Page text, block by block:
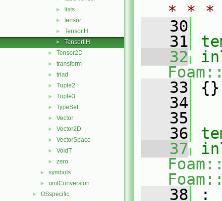
► lists
► tensor
► Tensor.H
► TensorI.H
► Tensor2D
► transform
► triad
► Tuple2
► Tuple3
► TypeSet
► Vector
► Vector2D
► VectorSpace
► VoidT
► zero
► symbols
► unitConversion
► OSspecific
* *
   30
   31
   32
   33
{}
   34
   35
   36
   37
   38
: